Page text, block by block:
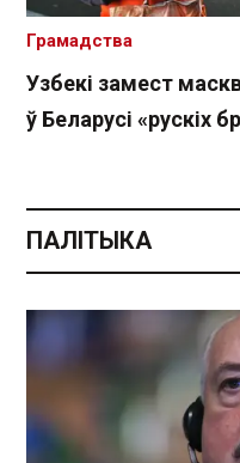
Узбекі замест
ў Беларусі «рускіх
Грамадства
ПАЛІТЫКА